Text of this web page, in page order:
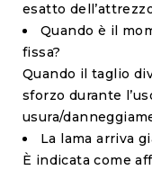
esatto
Quando è il
fissa?
Quando il taglio
sforzo durante
usura/
La lama arriva
È indicata come